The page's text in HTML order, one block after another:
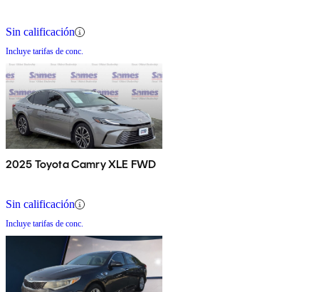
Sin calificación
Incluye tarifas de conc.
2025 Toyota Camry XLE FWD
Sin calificación
Incluye tarifas de conc.